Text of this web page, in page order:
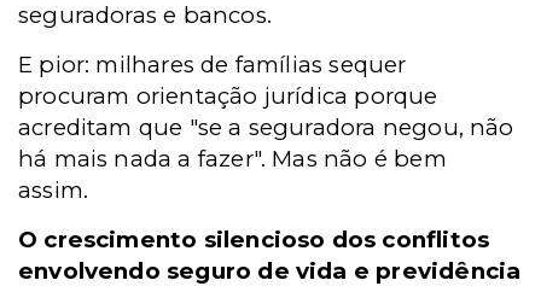
seguradoras e bancos.
E pior: milhares de famílias sequer
procuram orientação jurídica porque
acreditam que "se a seguradora negou, não
há mais nada a fazer". Mas não é bem
assim.
O crescimento silencioso dos conflitos
envolvendo seguro de vida e previdência